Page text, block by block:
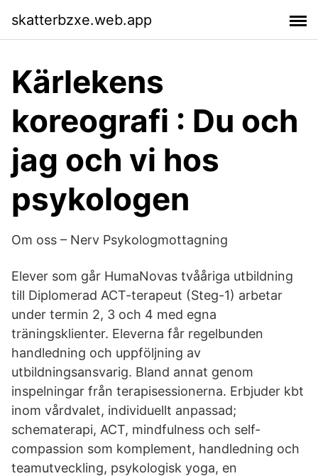
skatterbzxe.web.app
Kärlekens
koreografi : Du och
jag och vi hos
psykologen
Om oss – Nerv Psykologmottagning
Elever som går HumaNovas tvååriga utbildning
till Diplomerad ACT-terapeut (Steg-1) arbetar
under termin 2, 3 och 4 med egna
träningsklienter. Eleverna får regelbunden
handledning och uppföljning av
utbildningsansvarig. Bland annat genom
inspelningar från terapisessionerna. Erbjuder kbt
inom vårdvalet, individuellt anpassad;
schematerapi, ACT, mindfulness och self-
compassion som komplement, handledning och
teamutveckling, psykologisk yoga, en